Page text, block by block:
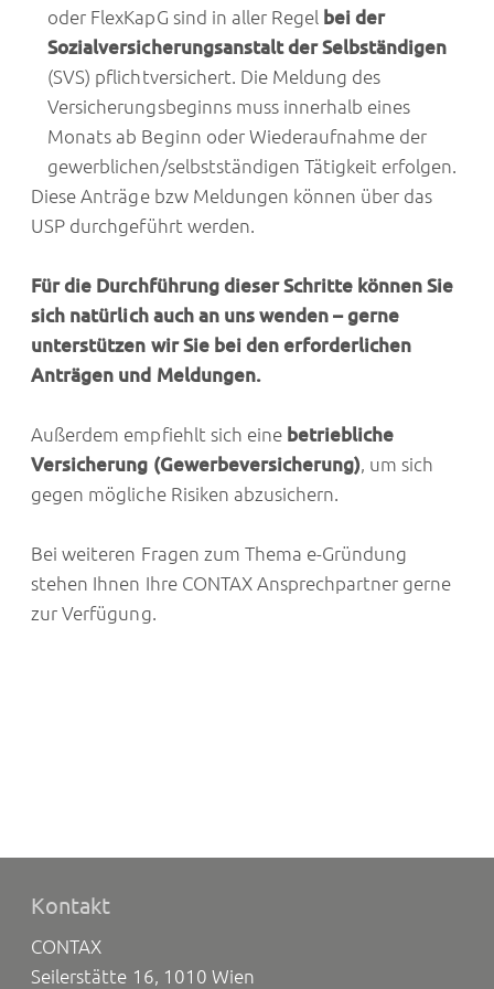
oder FlexKapG sind in aller Regel bei der
Sozialversicherungsanstalt der Selbständigen
(SVS) pflichtversichert. Die Meldung des
Versicherungsbeginns muss innerhalb eines
Monats ab Beginn oder Wiederaufnahme der
gewerblichen/selbstständigen Tätigkeit erfolgen.
Diese Anträge bzw Meldungen können über das
USP durchgeführt werden.
Für die Durchführung dieser Schritte können Sie
sich natürlich auch an uns wenden – gerne
unterstützen wir Sie bei den erforderlichen
Anträgen und Meldungen.
Außerdem empfiehlt sich eine betriebliche
Versicherung (Gewerbeversicherung), um sich
gegen mögliche Risiken abzusichern.
Bei weiteren Fragen zum Thema e-Gründung
stehen Ihnen Ihre CONTAX Ansprechpartner gerne
zur Verfügung.
Kontakt
CONTAX
Seilerstätte 16, 1010 Wien